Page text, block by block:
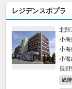
レジデンスポプラ
北
小
小
小
長野
総